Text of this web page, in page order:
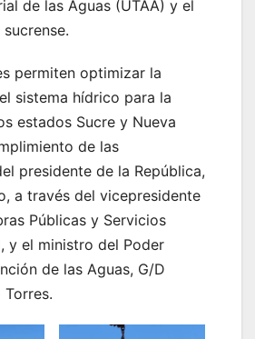
de las Aguas (UTAA) y el
permiten optimizar la
sistema hídrico para la
estados Sucre y Nueva
de las
presidente de la República,
a través del vicepresidente
Públicas y Servicios
y el ministro del Poder
de las Aguas, G/D